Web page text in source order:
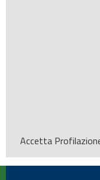
Accetta